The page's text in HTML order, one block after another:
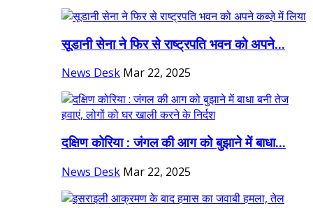
सूडानी सेना ने फिर से राष्ट्रपति भवन को अपने...
News Desk Mar 22, 2025
दक्षिण कोरिया : जंगल की आग को बुझाने में बाधा...
News Desk Mar 22, 2025